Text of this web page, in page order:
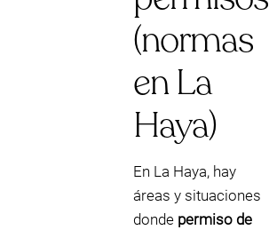
(normas
en La
Haya)
En La Haya, hay
áreas y situaciones
donde permiso de